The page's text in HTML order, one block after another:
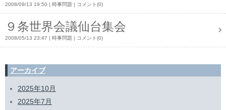
2008/09/13 19:50 時事問題 コメント(0)
９条世界会議仙台集会
2008/05/13 23:47 時事問題 コメント(0)
アーカイブ
2025年10月
2025年7月